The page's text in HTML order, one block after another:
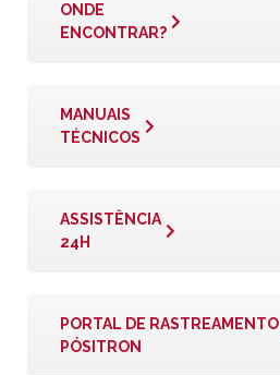
ONDE
ENCONTRAR?
MANUAIS
TÉCNICOS
ASSISTÊNCIA
24H
PORTAL DE RASTREAMENTO
PÓSITRON